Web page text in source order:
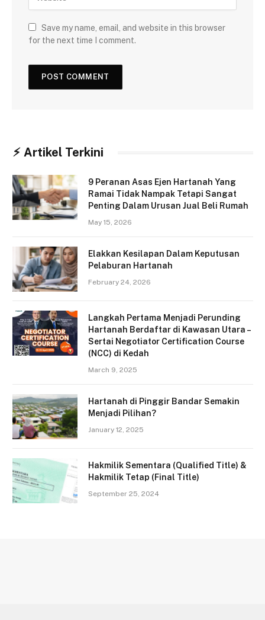
Save my name, email, and website in this browser
for the next time I comment.
⚡︎ Artikel Terkini
9 Peranan Asas Ejen Hartanah Yang
Ramai Tidak Nampak Tetapi Sangat
Penting Dalam Urusan Jual Beli Rumah
May 15, 2026
Elakkan Kesilapan Dalam Keputusan
Pelaburan Hartanah
February 24, 2026
Langkah Pertama Menjadi Perunding
Hartanah Berdaftar di Kawasan Utara –
Sertai Negotiator Certification Course
(NCC) di Kedah
March 9, 2025
Hartanah di Pinggir Bandar Semakin
Menjadi Pilihan?
January 12, 2025
Hakmilik Sementara (Qualified Title) &
Hakmilik Tetap (Final Title)
September 25, 2024